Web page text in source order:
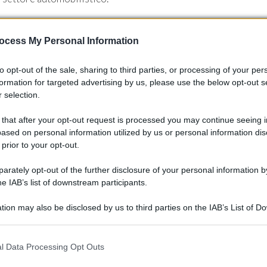
My Personal Information
opt-out of the sale, sharing to third parties, or processing of your
for targeted advertising by us, please use the below opt-out
selection.
that after your opt-out request is processed you may continue seeing
on personal information utilized by us or personal information
to your opt-out.
opt-out of the further disclosure of your personal information
IAB’s list of downstream participants.
may also be disclosed by us to third parties on the IAB’s List of
including but not limited to your visit or usage behaviour. You may
Data Processing Opt Outs
sue idee non solo celebrano la bellezza delle automobili,